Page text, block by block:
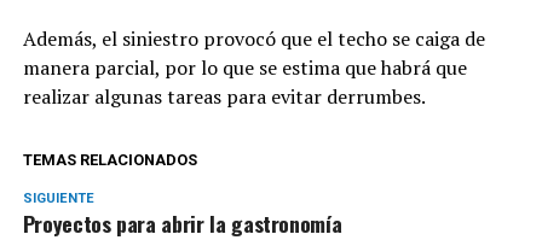
Además, el siniestro provocó que el techo se caiga de
manera parcial, por lo que se estima que habrá que
realizar algunas tareas para evitar derrumbes.
TEMAS RELACIONADOS
SIGUIENTE
Proyectos para abrir la gastronomía